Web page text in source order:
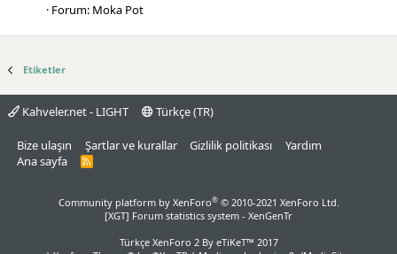
Forum: Moka Pot
Etiketler
Kahveler.net - LIGHT Türkçe (TR)
Bize ulaşın Şartlar ve kurallar Gizlilik politikası
Yardım
Ana sayfa
R
Community platform by XenForo® © 2010-2021 XenForo Ltd.
[XGT] Forum statistics system - XenGenTr
Türkçe XenForo 2By eTiKeT™ 2017